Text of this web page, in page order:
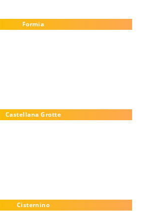
Formia
Castellana Grotte
Cisternino